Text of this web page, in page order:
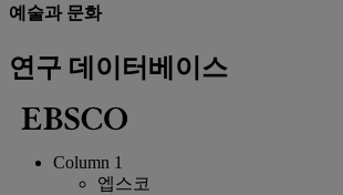
예술과 문화
연구 데이터베이스
Column 1
엡스코